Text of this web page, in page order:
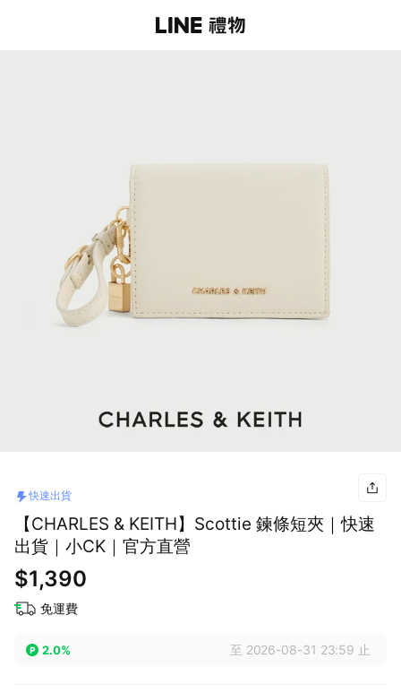
快速出貨
【CHARLES & KEITH】Scottie 鍊條短夾｜快速
出貨｜小CK｜官方直營
$1,390
免運費
2.0% 至 2026-08-31 23:59 止